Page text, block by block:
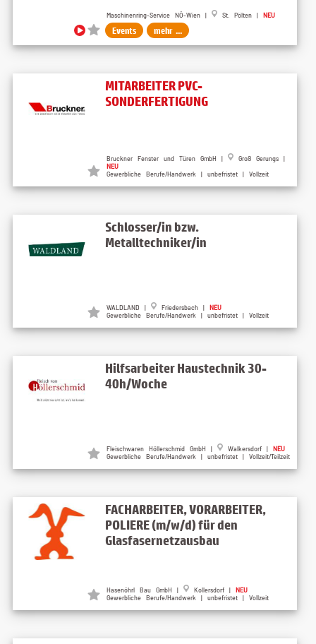
Maschinenring-Service NÖ-Wien | St. Pölten | NEU
Events mehr ...
MITARBEITER PVC-
SONDERFERTIGUNG
Bruckner Fenster und Türen GmbH |
Groß Gerungs |
NEU
Gewerbliche Berufe/Handwerk | unbefristet | Vollzeit
Schlosser/in bzw.
Metalltechniker/in
WALDLAND | Friedersbach | NEU
Gewerbliche Berufe/Handwerk | unbefristet | Vollzeit
Hilfsarbeiter Haustechnik 30-
40h/Woche
Fleischwaren Höllerschmid GmbH | Walkersdorf | NEU
Gewerbliche Berufe/Handwerk | unbefristet | Vollzeit/Teilzeit
FACHARBEITER, VORARBEITER,
POLIERE (m/w/d) für den
Glasfasernetzausbau
Hasenöhrl Bau GmbH | Kollersdorf | NEU
Gewerbliche Berufe/Handwerk | unbefristet | Vollzeit